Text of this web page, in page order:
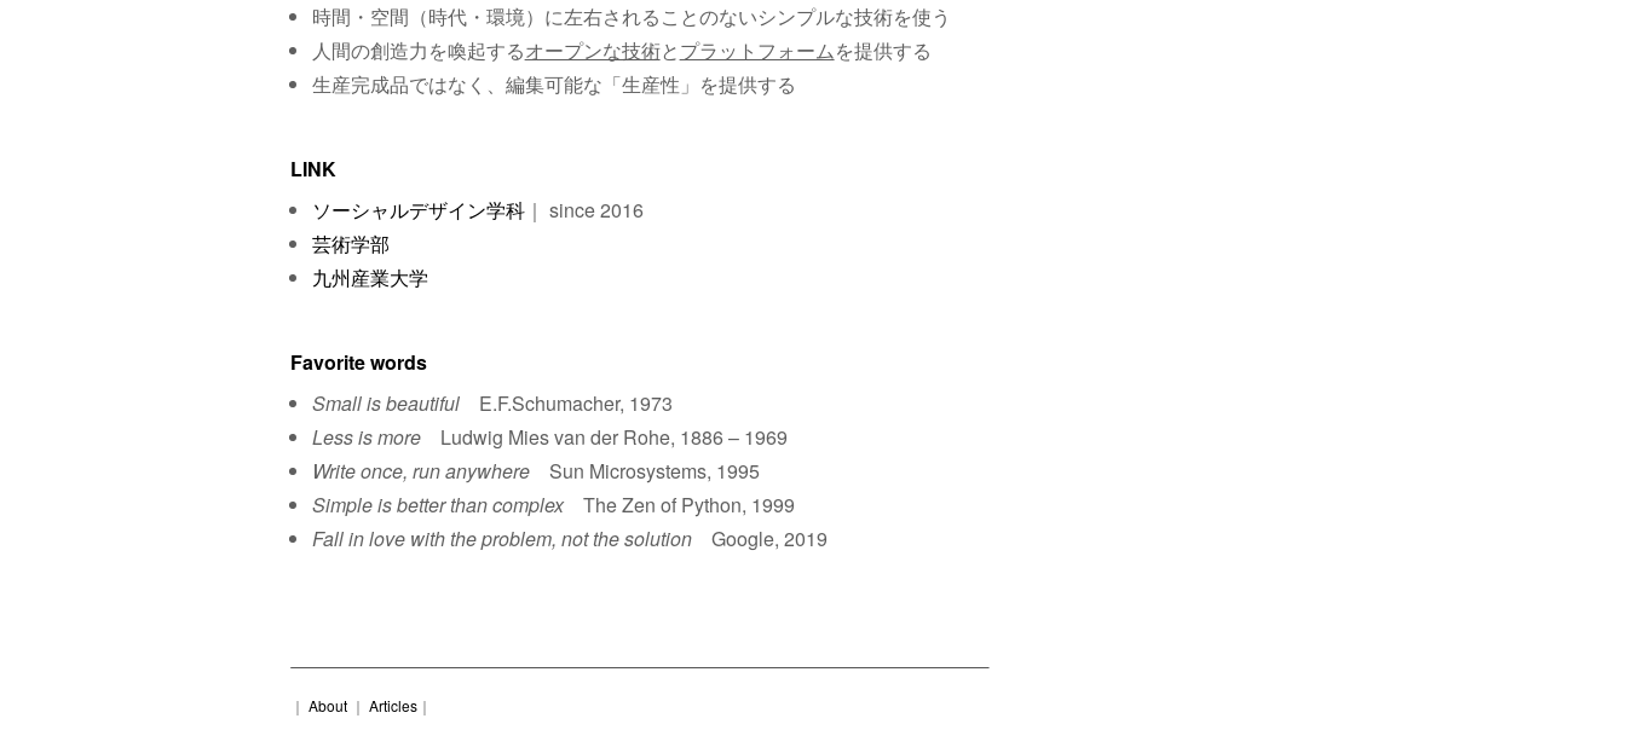
時間・空間（時代・環境）に左右されることのないシンプルな技術を使う
人間の創造力を喚起するオープンな技術とプラットフォームを提供する
生産完成品ではなく、編集可能な「生産性」を提供する
LINK
ソーシャルデザイン学科｜ since 2016
芸術学部
九州産業大学
Favorite words
Small is beautifulE.F.Schumacher, 1973
Less is moreLudwig Mies van der Rohe, 1886 – 1969
Write once, run anywhereSun Microsystems, 1995
Simple is better than complexThe Zen of Python, 1999
Fall in love with the problem, not the solutionGoogle, 2019
｜ About ｜ Articles ｜